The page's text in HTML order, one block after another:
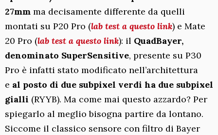
27mm ma decisamente differente da quelli
montati su P20 Pro (lab test a questo link) e Mate
20 Pro (lab test a questo link): il QuadBayer,
denominato SuperSensitive, presente su P30
Pro è infatti stato modificato nell’architettura
e al posto di due subpixel verdi ha due subpixel
gialli (RYYB). Ma come mai questo azzardo? Per
spiegarlo al meglio bisogna partire da lontano.
Siccome il classico sensore con filtro di Bayer